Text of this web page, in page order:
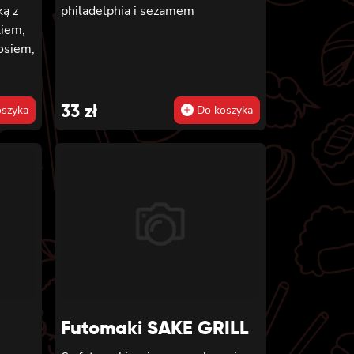
z
philadelphia i sezamem
33 zł Do koszyka
Futomaki SAKE GRILL